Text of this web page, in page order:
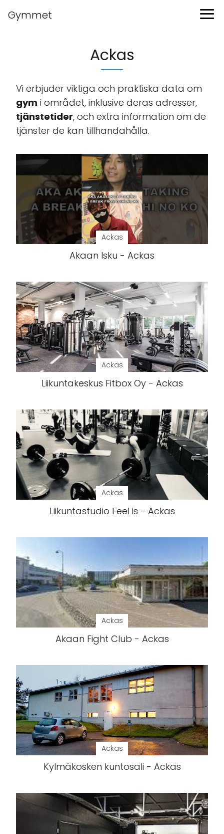
Gymmet
Ackas
Vi erbjuder viktiga och praktiska data om
gym i området, inklusive deras adresser,
tjänstetider, och extra information om de
tjänster de kan tillhandahålla.
Ackas
Akaan Isku - Ackas
Ackas
Liikuntakeskus Fitbox Oy - Ackas
Ackas
Liikuntastudio Feel is - Ackas
Ackas
Akaan Fight Club - Ackas
Ackas
Kylmäkosken kuntosali - Ackas